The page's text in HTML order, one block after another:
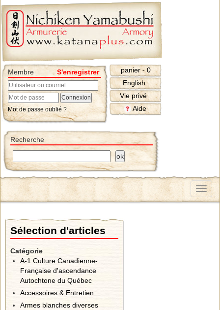
Membre S'enregistrer
Mot de passe oublié ?
panier - 0
English
Vie privé
Aide
Recherche
Menu
Sélection d'articles
Catégorie
A-1 Culture Canadienne-
Française d'ascendance
Autochtone du Québec
Accessoires & Entretien
Armes blanches diverses